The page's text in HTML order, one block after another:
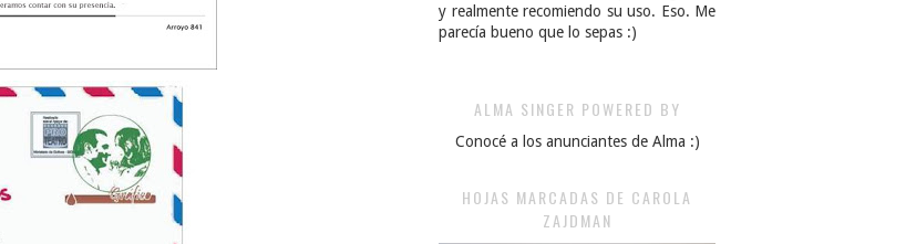
y realmente recomiendo su uso. Eso. Me
parecía bueno que lo sepas :)
ALMA SINGER POWERED BY
Conocé a los anunciantes de Alma :)
HOJAS MARCADAS DE CAROLA
ZAJDMAN